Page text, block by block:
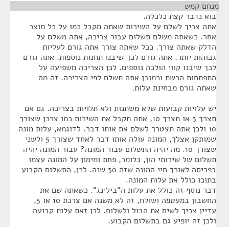
מנחם קמש
בוא נדבר קצת כלכלה.
אתה צריך לשלם על השירות שאתה מקבל כמו על כל מוצר
אחר. כשאתה משלם תשלום עבור צריכה, אתה משלם על
הדלק שאתה צורך. ככל שאתה צורך אתה גורם לעליות
גבוהות יותר. אתה גורם לכך שיבנו תחנות נוספות. אתה גורם
לכך שיבנו קווי הולכה נוספים. לכן הצריכה משפיעה על
התפתחות הרשת וכמובן אתה תשלם לפי הצריכה. זה מה
שאתה גורם מבחינת עלות.
יש עלויות קבועות שלא משתנות ולא תלויות בצריכה. גם אם
תצרך 3 או תצרך 10, אתה תקבל את השירות כמו צרכן שצורך
10 ולכן אתה תצטרך לשלם את אותו דבר. לדוגמא, עלות מונה
שמותקן אצלך, המונה עולה אותו דבר לאחד שצורך 5 ולשני
שצורך 10. מה יהיה התשלום עבור המונה? עבור המונה יהיה
תשלום של שירותי הון, כלומר, פחת ומימון על המונה עצמו
בפריסה לאורך חיי המונה שזה 30 שנה. לכן, התשלום הקבוע
בתוכו כולל את עלות המונה.
דבר נוסף זה כולל את עלות ה"בילינג". כשאתה שם את
החשבון במעטפה ושולח, זה לא משנה אם צרכת 10 או 5,
עדיין צריך לשים את הבול ולשלוח. לכן זאת עלות קבועה
ולכן זה יופיע גם בתשלום הקבוע.